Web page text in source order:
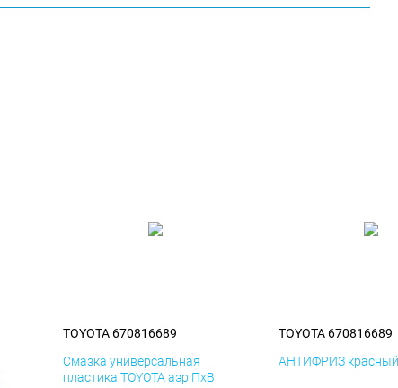
TOYOTA 670816689
Смазка универсальная
пластика TOYOTA аэр ПхВ
TOYOTA 670816689
АНТИФРИЗ красный